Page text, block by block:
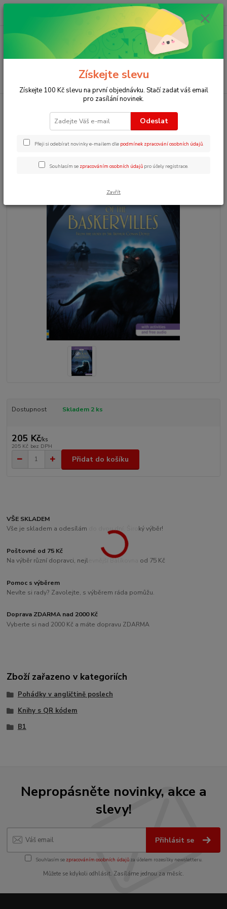
Menu
ks
0 Kč
Pohádky v angličtině poslech
ER3 - The Hound Baskervilles
Dostupnost Skladem 2 ks
205 Kč/ks
205 Kč bez DPH
Přidat do košíku
VŠE SKLADEM
Vše je skladem a odesílám do dvou dní. Široký výběr!
Poštovné od 75 Kč
Na výběr různí dopravci, nejlevnější Balíkovna od 75 Kč
Pomoc s výběrem
Nevíte si rady? Zavolejte, s výběrem ráda pomůžu.
Doprava ZDARMA nad 2000 Kč
Vyberte si nad 2000 Kč a máte dopravu ZDARMA
Zboží zařazeno v kategoriích
Pohádky v angličtině poslech
Knihy s QR kódem
B1
Nepropásněte novinky, akce a
slevy!
Přihlásit se
Souhlasím se zpracováním osobních údajůza účelem rozesílky newsletteru.
Můžete se kdykoli odhlásit. Zasíláme jednou za měsíc.
Získejte slevu
Získejte 100 Kč slevu na první objednávku. Stačí zadat váš email
pro zasílání novinek.
Odeslat
Přeji si odebírat novinky e-mailem dle podmínek zpracování osobních údajů.
Souhlasím se zpracováním osobních údajů pro účely registrace.
Zavřít